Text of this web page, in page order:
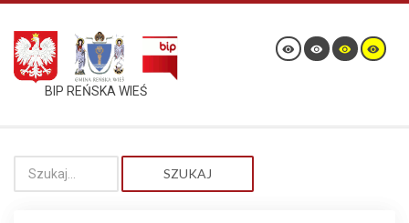
BIP REŃSKA WIEŚ
SZUKAJ